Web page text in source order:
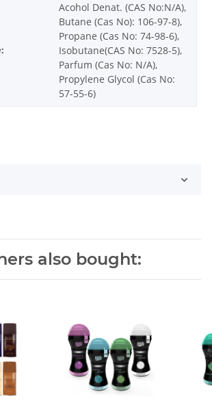
Acohol Denat. (CAS No:N/A),
Butane (Cas No): 106-97-8),
Propane (Cas No: 74-98-6),
Isobutane(CAS No: 7528-5),
Parfum (Cas No: N/A),
Propylene Glycol (Cas No:
57-55-6)
also bought: